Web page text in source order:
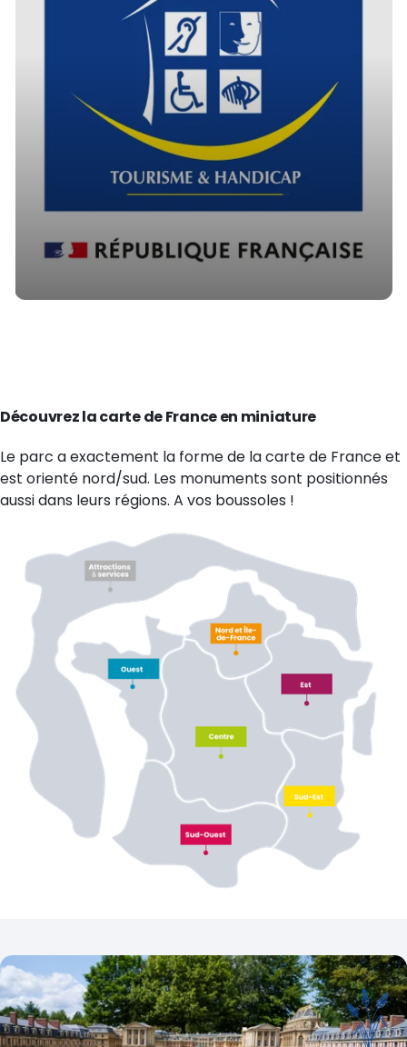
Découvrez la carte de France en miniature
Le parc a exactement la forme de la carte de France et
est orienté nord/sud. Les monuments sont positionnés
aussi dans leurs régions. A vos boussoles !